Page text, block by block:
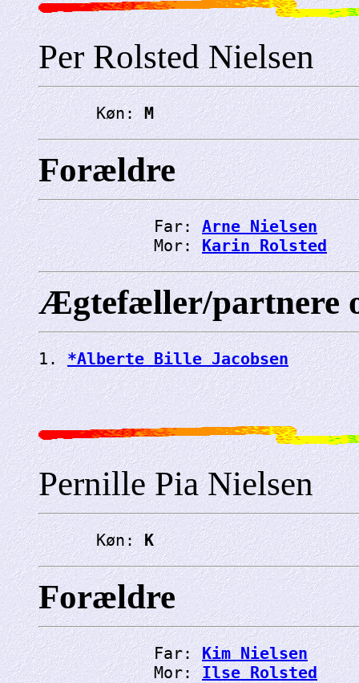
Per Rolsted Nielsen
      Køn:
M
Forældre
            Far:
Arne Nielsen
            Mor:
Karin Rolsted
Ægtefæller/partnere
1. *Alberte Bille Jacobsen
Pernille Pia Nielsen
      Køn:
K
Forældre
            Far:
Kim Nielsen
            Mor:
Ilse Rolsted